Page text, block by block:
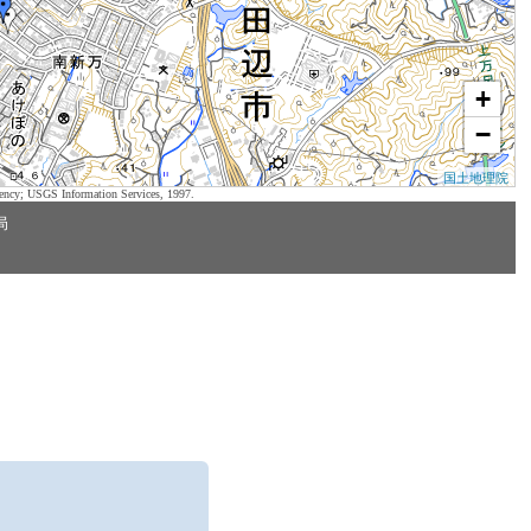
+
−
国土地理院
USGS Information Services, 1997.